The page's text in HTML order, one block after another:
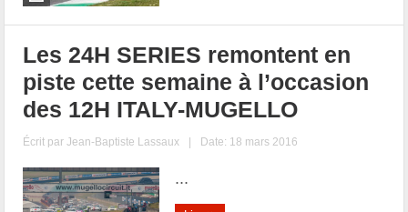
Les 24H SERIES remontent en
piste cette semaine à l’occasion
des 12H ITALY-MUGELLO
Écrit parJean-Baptiste Lassaux | Date: 18 mars 2016
...